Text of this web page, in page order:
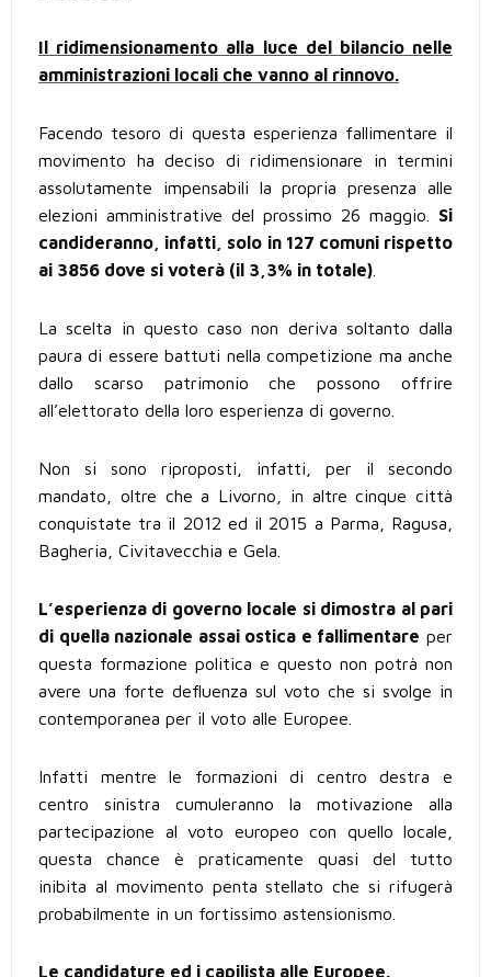
Il ridimensionamento alla luce del bilancio nelle
amministrazioni locali che vanno al rinnovo.
Facendo tesoro di questa esperienza fallimentare il
movimento ha deciso di ridimensionare in termini
assolutamente impensabili la propria presenza alle
elezioni amministrative del prossimo 26 maggio. Si
candideranno, infatti, solo in 127 comuni rispetto
ai 3856 dove si voterà (il 3,3% in totale)
La scelta in questo caso non deriva soltanto dalla
paura di essere battuti nella competizione ma anche
dallo scarso patrimonio che possono offrire
all’elettorato della loro esperienza di governo.
Non si sono riproposti, infatti, per il secondo
mandato, oltre che a Livorno, in altre cinque città
conquistate tra il 2012 ed il 2015 a Parma, Ragusa,
Bagheria, Civitavecchia e Gela.
L’esperienza di governo locale si dimostra al pari
di quella nazionale assai ostica e fallimentare per
questa formazione politica e questo non potrà non
avere una forte defluenza sul voto che si svolge in
contemporanea per il voto alle Europee.
Infatti mentre le formazioni di centro destra e
centro sinistra cumuleranno la motivazione alla
partecipazione al voto europeo con quello locale,
questa chance è praticamente quasi del tutto
inibita al movimento penta stellato che si rifugerà
probabilmente in un fortissimo astensionismo.
Le candidature ed i capilista alle Europee.